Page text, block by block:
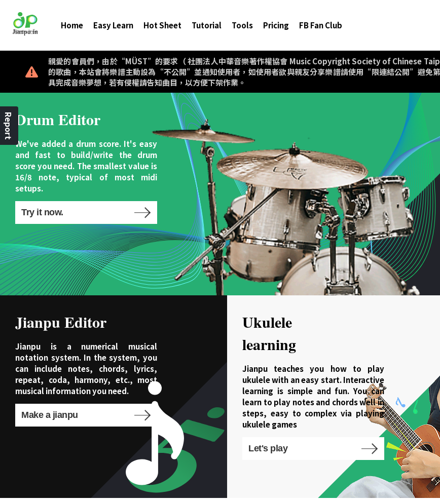
Home Easy Learn Hot Sheet Tutorial Tools Pricing FB Fan Club
親愛的會員們，由於“MÜST”的要求（ 社團法人中華音樂著作權協會 Music Copyright Society of Chinese
的歌曲，本站會將樂譜主動設為“不公開”並通知使用者，如使用者欲與親友分享樂譜請使用“限連結公開”避免
具完成音樂夢想，若有侵權請告知曲目，以方便下架作業。
Drum Editor
We've added a drum score. It's easy
and fast to build/write the drum
score you need. The smallest value is
16/8 note, typical of most midi
setups.
Try it now.
Jianpu Editor
Jianpu is a numerical musical
notation system. In the system, you
can include notes, chords, lyrics,
repeat, coda, harmony, etc., most
musical information you need.
Make a jianpu
Ukulele
learning
Jianpu teaches you how to play
ukulele with an easy start. Interactive
learning is simple and fun. You can
learn to play notes and chords well in
steps, easy to complex via playing
ukulele games
Let's play
Report